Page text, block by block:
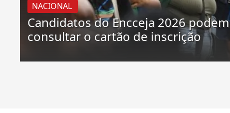
NACIONAL
Candidatos do Encceja 2026 podem
consultar o cartão de inscrição